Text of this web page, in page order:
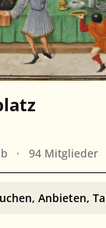
94 Mitglieder
Anbieten,